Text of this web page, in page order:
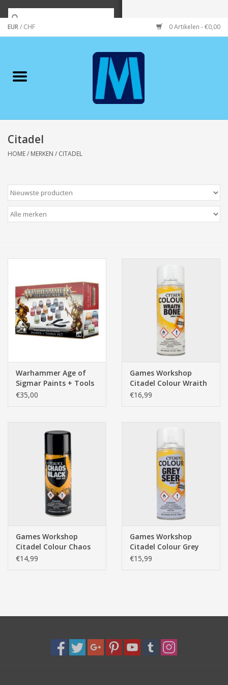
EUR/ CHF 0 Artikelen - €0,00
Merken
Wonen/koken/huishouden
Wenskaarten
Zeeuws/Streek
Elektra
Baby & Peuter
Speelgoed & hobby
Cadeau & feest
Citadel
HOME/ MERKEN / CITADEL
Warhammer Age of
Sigmar Paints + Tools
Set
€35,00
Games Workshop
Citadel Colour Wraith
Bone Spray 400ml
€16,99
Games Workshop
Citadel Colour Chaos
Black Spray 400ml
€14,99
Games Workshop
Citadel Colour Grey
Seer Spray 400ml
€15,99